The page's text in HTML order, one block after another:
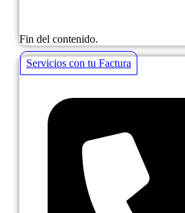
Fin del contenido.
Servicios con tu Factura